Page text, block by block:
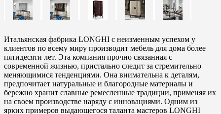
Итальянская фабрика LONGHI с неизменным успехом у
клиентов по всему миру производит мебель для дома более
пятидесяти лет. Эта компания прочно связанная с
современной жизнью, пристально следит за стремительно
меняющимися тенденциями. Она внимательна к деталям,
предпочитает натуральные и благородные материалы и
бережно хранит славные ремесленные традиции, применяя их
на своем производстве наряду с инновациями. Одним из
ярких примеров выдающегося таланта мастеров LONGHI